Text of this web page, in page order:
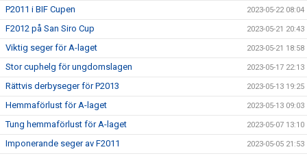
P2011 i BIF Cupen 2023-05-22 08:04
F2012 på San Siro Cup 2023-05-21 20:43
Viktig seger för A-laget 2023-05-21 18:58
Stor cuphelg för ungdomslagen 2023-05-17 22:13
Rättvis derbyseger för P2013 2023-05-13 19:25
Hemmaförlust för A-laget 2023-05-13 09:03
Tung hemmaförlust för A-laget 2023-05-07 13:10
Imponerande seger av F2011 2023-05-05 21:53